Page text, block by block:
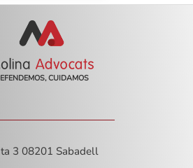
CUIDAMOS
3 08201 Sabadell